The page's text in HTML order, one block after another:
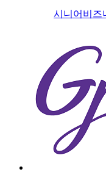
시니어비즈